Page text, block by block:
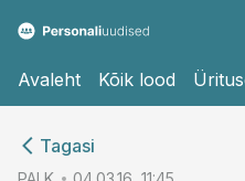
Avaleht Kõik lood
Tagasi